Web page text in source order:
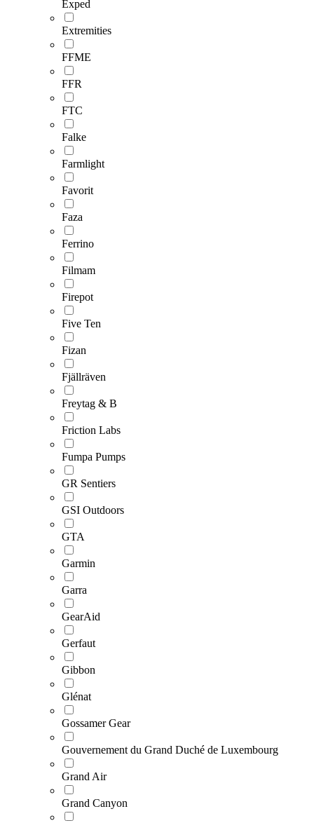
Exped
Extremities
FFME
FFR
FTC
Falke
Farmlight
Favorit
Faza
Ferrino
Filmam
Firepot
Five Ten
Fizan
Fjällräven
Freytag & B
Friction Labs
Fumpa Pumps
GR Sentiers
GSI Outdoors
GTA
Garmin
Garra
GearAid
Gerfaut
Gibbon
Glénat
Gossamer Gear
Gouvernement du Grand Duché de Luxembourg
Grand Air
Grand Canyon